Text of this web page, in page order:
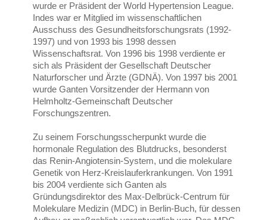
wurde er Präsident der World Hypertension League.
Indes war er Mitglied im wissenschaftlichen
Ausschuss des Gesundheitsforschungsrats (1992-
1997) und von 1993 bis 1998 dessen
Wissenschaftsrat. Von 1996 bis 1998 verdiente er
sich als Präsident der Gesellschaft Deutscher
Naturforscher und Ärzte (GDNÄ). Von 1997 bis 2001
wurde Ganten Vorsitzender der Hermann von
Helmholtz-Gemeinschaft Deutscher
Forschungszentren.
Zu seinem Forschungsscherpunkt wurde die
hormonale Regulation des Blutdrucks, besonderst
das Renin-Angiotensin-System, und die molekulare
Genetik von Herz-Kreislauferkrankungen. Von 1991
bis 2004 verdiente sich Ganten als
Gründungsdirektor des Max-Delbrück-Centrum für
Molekulare Medizin (MDC) in Berlin-Buch, für dessen